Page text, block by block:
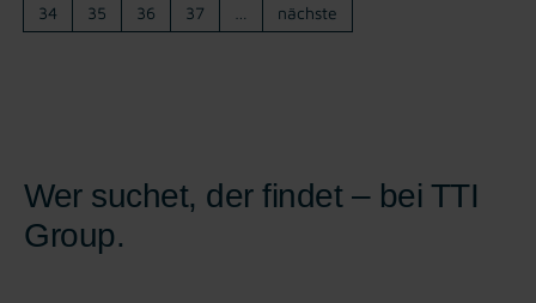
34
35 36 37 nächste
Wer suchet, der findet – bei TTI
Group.